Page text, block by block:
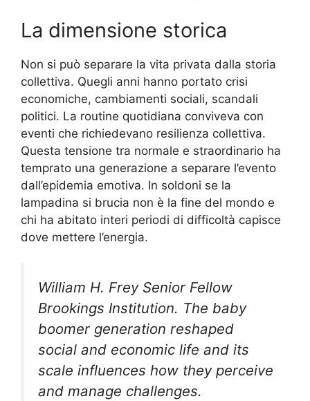
La dimensione storica
Non si può separare la vita privata dalla storia
collettiva. Quegli anni hanno portato crisi
economiche, cambiamenti sociali, scandali
politici. La routine quotidiana conviveva con
eventi che richiedevano resilienza collettiva.
Questa tensione tra normale e straordinario ha
temprato una generazione a separare l’evento
dall’epidemia emotiva. In soldoni se la
lampadina si brucia non è la fine del mondo e
chi ha abitato interi periodi di difficoltà capisce
dove mettere l’energia.
William H. Frey Senior Fellow
Brookings Institution. The baby
boomer generation reshaped
social and economic life and its
scale influences how they perceive
and manage challenges.